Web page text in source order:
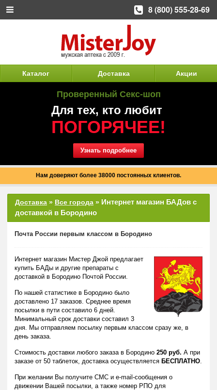
Каталог Доставка Акции
Проверенный Секс-шоп
Для тех, кто любит
ПОГОРЯЧЕЕ!
Узнать подробнее
Нам доверяют более 38000 постоянных клиентов.
Доставка » Все города » Интернет магазин БАДов с
доставкой в Бородино
Почта России первым классом в Бородино
Интернет магазин Мистер Джой предлагает
купить БАДы и другие препараты с
доставкой в Бородино Почтой России.
По нашей статистике в Бородино было
доставлено 17 заказов. Среднее время
посылки в пути составило 6 дней.
Минимальный срок доставки составил 3
дня. Мы отправляем посылку первым классом сразу же, в
день заказа.
Стоимость доставки любого заказа в Бородино 250 руб. А при
заказе от 50 таблеток, доставка осуществляется БЕСПЛАТНО.
При желании Вы получите СМС и e-mail-сообщения о
движении Вашей посылки, а также номер РПО для
8 (800) 555-28-69